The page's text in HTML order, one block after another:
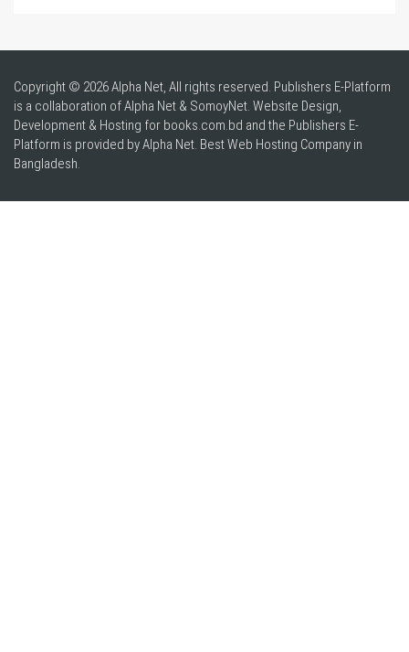
Copyright © 2026 Alpha Net, All rights reserved. Publishers E-Platform
is a collaboration of Alpha Net & SomoyNet. Website Design,
Development & Hosting for books.com.bd and the Publishers E-
Platform is provided by Alpha Net. BestWeb Hosting Company in
Bangladesh.